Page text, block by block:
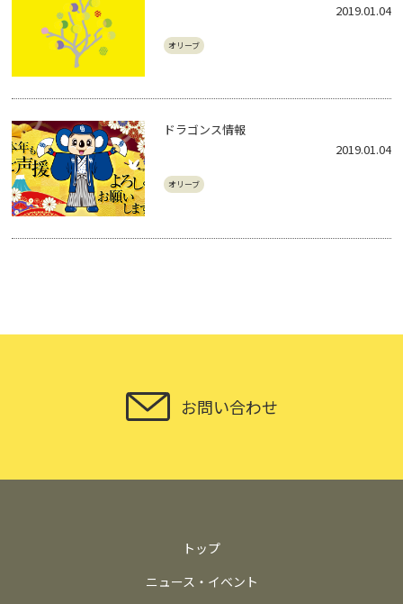
2019.01.04
オリーブ
ドラゴンス情報
2019.01.04
オリーブ
お問い合わせ
トップ
ニュース・イベント